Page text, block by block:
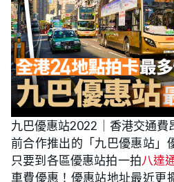
九巴優惠站2022｜香港交通費
前合作推出的「九巴優惠站」
只要到各區優惠站拍一拍八達
車費優惠！優惠站地址最近更